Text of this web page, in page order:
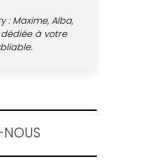
: Maxime, Alba,
à votre